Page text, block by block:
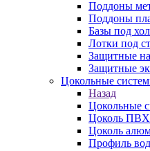
Поддоны
Поддоны
Базы под
Лотки под
Защитные
Защитные
Цокольные
Назад
Цокольные
Цоколь ПВХ
Цоколь
Профиль